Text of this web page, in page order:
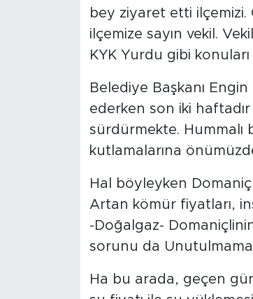
bey ziyaret etti ilçemizi.
ilçemize sayın vekil.
KYK Yurdu gibi konuları
Belediye Başkanı
ederken son iki haftadır
sürdürmekte. Hummalı
kutlamalarına
Hal böyleyken
Artan kömür fiyatları,
-Doğalgaz-
sorunu da
Ha bu arada, geçen